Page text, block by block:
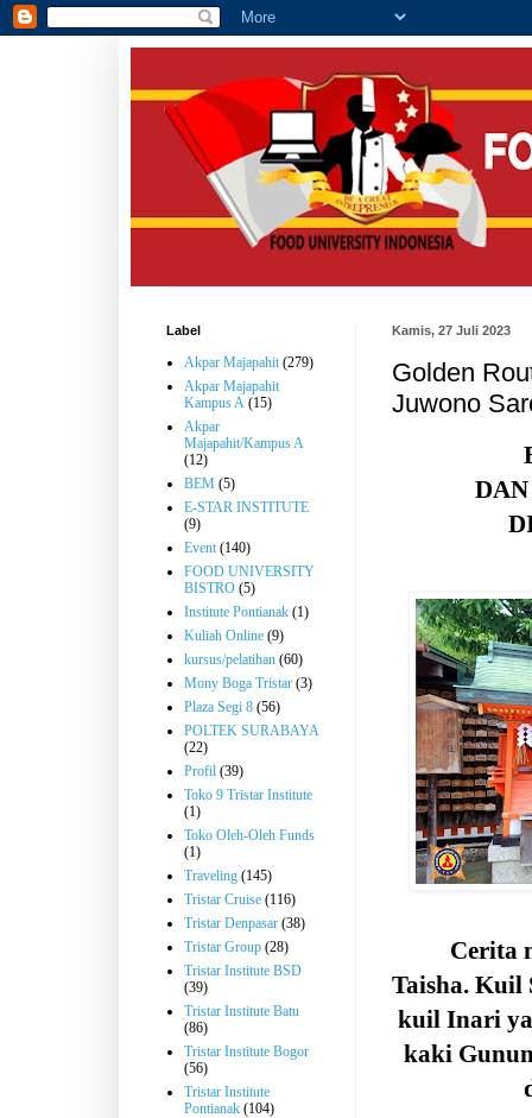
Kamis, 27 Juli 2023
Golden
Juwono
Cerita
Taisha. Kuil
kuil Inari
kaki
Label
Akpar Majapahit (279)
Akpar Majapahit
Kampus A (15)
Akpar
Majapahit/Kampus A
(12)
BEM (5)
E-STAR INSTITUTE
(9)
Event (140)
FOOD UNIVERSITY
BISTRO (5)
Institute Pontianak (1)
Kuliah Online (9)
kursus/pelatihan (60)
Mony Boga Tristar (3)
Plaza Segi 8 (56)
POLTEK SURABAYA
(22)
Profil (39)
Toko 9 Tristar Institute
(1)
Toko Oleh-Oleh Funds
(1)
Traveling (145)
Tristar Cruise (116)
Tristar Denpasar (38)
Tristar Group (28)
Tristar Institute BSD
(39)
Tristar Institute Batu
(86)
Tristar Institute Bogor
(56)
Tristar Institute
Pontianak (104)